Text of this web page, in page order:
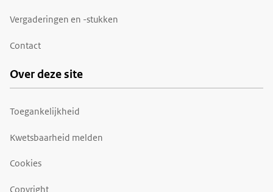
Vergaderingen en -stukken
Contact
Over deze site
Toegankelijkheid
Kwetsbaarheid melden
Cookies
Copyright